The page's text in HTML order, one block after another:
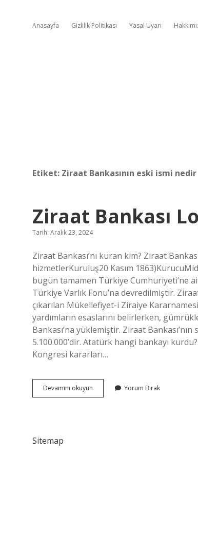
Anasayfa Gizlilik Politikası Yasal Uyarı
Etiket: Ziraat Bankasının eski ismi nedir
Ziraat Bankası
Tarih: Aralık 23, 2024
Ziraat Bankası’nı kuran kim? Ziraat
hizmetlerKuruluş20 Kasım
bugün tamamen Türkiye Cumhuriyeti’ne
Türkiye Varlık Fonu’na devredilmiştir.
çıkarılan Mükellefiyet-i Ziraiye
yardımların esaslarını belirlerken,
Bankası’na yüklemiştir. Ziraat
5.100.000’dir. Atatürk hangi bankayı
Kongresi kararları…
Devamını okuyun
Bankası
Yorum Bırak
Sitemap